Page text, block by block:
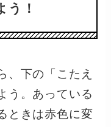
う！
、下の「こたえ
う。あっている
ときは赤色に変